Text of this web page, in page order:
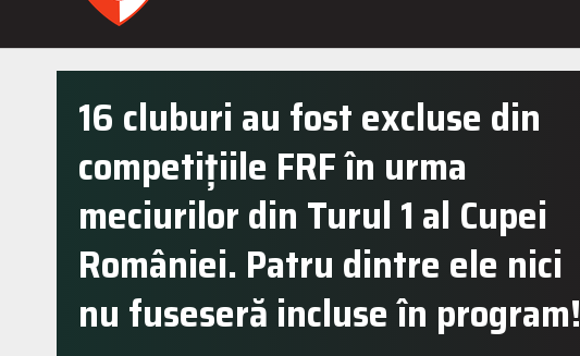
16 cluburi au fost excluse din
competițiile FRF în urma
meciurilor din Turul 1 al Cupei
României. Patru dintre ele nici
nu fuseseră incluse în program!